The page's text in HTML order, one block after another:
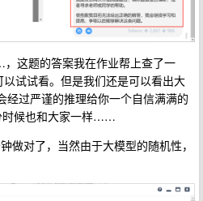
这题的答案我在作业帮上查了一
试试看。但是我们还是可以看出大
经过严谨的推理给你一个自信满满的
时候也和大家一样……
做对了，当然由于大模型的随机性，